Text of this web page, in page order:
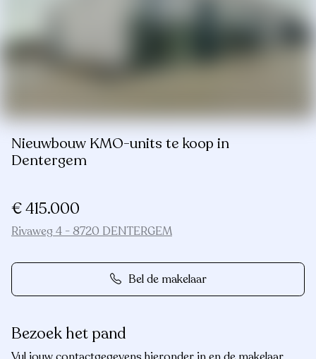
Nieuwbouw KMO-units te koop in
Dentergem
€ 415.000
Rivaweg 4 - 8720 DENTERGEM
Bel de makelaar
Bezoek het pand